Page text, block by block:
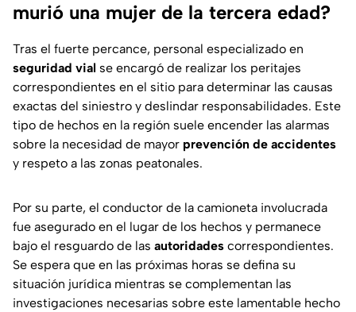
murió una mujer de la tercera edad?
Tras el fuerte percance, personal especializado en
seguridad vial se encargó de realizar los peritajes
correspondientes en el sitio para determinar las causas
exactas del siniestro y deslindar responsabilidades. Este
tipo de hechos en la región suele encender las alarmas
sobre la necesidad de mayor prevención de accidentes
y respeto a las zonas peatonales.
Por su parte, el conductor de la camioneta involucrada
fue asegurado en el lugar de los hechos y permanece
bajo el resguardo de las autoridades correspondientes.
Se espera que en las próximas horas se defina su
situación jurídica mientras se complementan las
investigaciones necesarias sobre este lamentable hecho